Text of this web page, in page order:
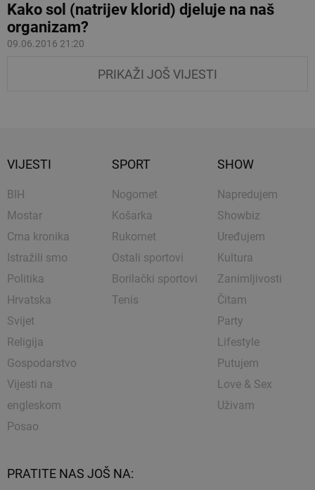
Kako sol (natrijev klorid) djeluje na naš
organizam?
09.06.2016 21:20
PRIKAŽI JOŠ VIJESTI
VIJESTI
BIH
Mostar
Crna kronika
Istražili smo
Politika
Hrvatska
Svijet
Religija
Gospodarstvo
Vijesti na
engleskom
Posao
SPORT
Nogomet
Košarka
Rukomet
Ostali sportovi
Borilački sportovi
Tenis
SHOW
Napredujem
Showbiz
Uređujem
Kultura
Zanimljivosti
Čitam
Party
Lifestyle
Putujem
Love & Sex
Uživam
PRATITE NAS JOŠ NA: